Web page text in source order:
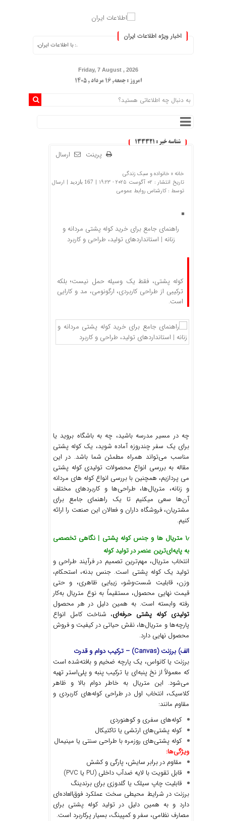
اخبار ویژه اطلاعات ایران
.: با اطلاعات ایران، اطلاعات خود را به‌روز کنید :.
Friday, 7 August , 2026
امروز : جمعه, ۱۶ مرداد , ۱۴۰۵
شناسه خبر : 133321
ارسال پرینت
خانه » خانواده و سبک زندگی
تاریخ انتشار : 02 آگوست 2025 - 19:23 |
167 بازدید
| ارسال
توسط : کارشناس روابط عمومی
راهنمای جامع برای خرید کوله پشتی مردانه و
زنانه | استانداردهای تولید، طراحی و کاربرد
کوله پشتی، فقط یک وسیله حمل نیست؛ بلکه
ترکیبی از طراحی کاربردی، ارگونومی، مد و کارایی
است.
چه در مسیر مدرسه باشید، چه به باشگاه بروید یا
برای یک سفر چندروزه آماده شوید، یک کوله پشتی
مناسب می‌تواند همراه مطمئن شما باشد. در این
مقاله به بررسی انواع محصولات تولیدی کوله پشتی
می پردازیم، همچنین با بررسی انواع کوله های مردانه
و زنانه، متریال‌ها، طراحی‌ها و کاربردهای مختلف
آن‌ها سعی میکنیم تا یک راهنمای جامع برای
مشتریان، فروشگاه داران و فعالان این صنعت را ارائه
کنیم.
۱٫ متریال
‌ها و جنس کوله پشتی | نگاهی تخصصی
به پایهایترین عنصر در تولید کوله
انتخاب متریال، مهم‌ترین تصمیم در فرآیند طراحی و
تولید یک کوله پشتی است. جنس بدنه، استحکام،
وزن، قابلیت شست‌وشو، زیبایی ظاهری، و حتی
قیمت نهایی محصول، مستقیماً به نوع متریال به‌کار
رفته وابسته است. به همین دلیل در هر محصول
تولیدی کوله پشتی حرفهای، شناخت کامل انواع
پارچه‌ها و متریال‌ها، نقش حیاتی در کیفیت و فروش
محصول نهایی دارد.
الف) برزنت(Canvas) –
ترکیب دوام و قدرت
برزنت یا کانواس، یک پارچه ضخیم و بافته‌شده است
که معمولاً از نخ پنبه‌ای یا ترکیب پنبه و پلی‌استر تهیه
می‌شود. این متریال به خاطر دوام بالا و ظاهر
کلاسیک، انتخاب اول در طراحی کوله‌های کاربردی و
مقاوم مانند:
کوله‌های سفری و کوهنوردی
کوله پشتی‌های ارتشی یا تاکتیکال
کوله پشتی‌های روزمره با طراحی سنتی یا مینیمال
ویژگیها:
مقاوم در برابر سایش، پارگی و کشش
قابل تقویت با لایه ضدآب داخلی (PU یا PVC)
قابلیت چاپ سیلک یا گلدوزی برای برندینگ
برزنت در شرایط محیطی سخت عملکرد فوق‌العاده‌ای
دارد و به همین دلیل در تولید کوله پشتی برای
مصارف نظامی، سفر و کمپینگ، بسیار پرکاربرد است.